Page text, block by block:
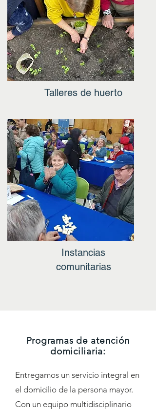
Talleres de huerto
Instancias
comunitarias
Programas de atención
domiciliaria:
Entregamos un servicio integral en
el domicilio de la persona mayor.
Con un equipo multidisciplinario